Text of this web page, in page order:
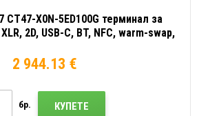
CT47-X0N-5ED100G терминал за
2D, USB-C, BT, NFC, warm-swap,
2 944.13 €
бр. КУПЕТЕ